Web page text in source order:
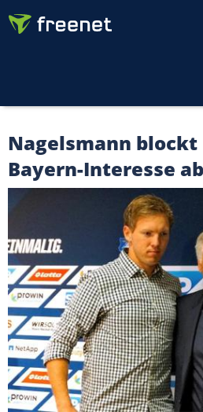
Nagelsmann blockt
Bayern-Interesse ab